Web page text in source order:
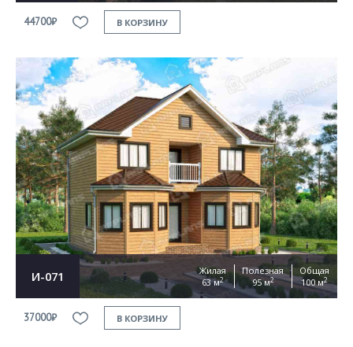
44700₽ В КОРЗИНУ
И-071
Жилая
63 м2
Полезная
95 м2
Общая
100 м2
37000₽ В КОРЗИНУ